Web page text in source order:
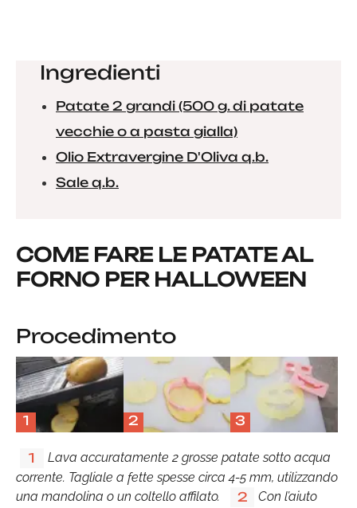
Ingredienti
Patate 2 grandi (500 g. di patate
vecchie o a pasta gialla)
Olio Extravergine D'Oliva q.b.
Sale q.b.
COME FARE LE PATATE AL
FORNO PER HALLOWEEN
Procedimento
1 2 3
1
Lava accuratamente 2 grosse patate sotto acqua
corrente. Tagliale a fette spesse circa 4-5 mm, utilizzando
una mandolina o un coltello affilato.
2
Con l’aiuto